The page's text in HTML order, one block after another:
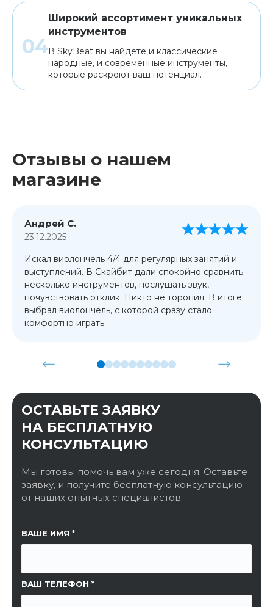
Широкий ассортимент уникальных
инструментов
В SkyBeat вы найдете и классические
народные, и современные инструменты,
которые раскроют ваш потенциал.
Отзывы о нашем
магазине
Андрей С.
23.12.2025
Искал виолончель 4/4 для регулярных занятий и
выступлений. В Скайбит дали спокойно сравнить
несколько инструментов, послушать звук,
почувствовать отклик. Никто не торопил. В итоге
выбрал виолончель, с которой сразу стало
комфортно играть.
ОСТАВЬТЕ ЗАЯВКУ
НА БЕСПЛАТНУЮ
КОНСУЛЬТАЦИЮ
Мы готовы помочь вам уже сегодня. Оставьте
заявку, и получите бесплатную консультацию
от наших опытных специалистов.
ВАШЕ ИМЯ
ВАШ ТЕЛЕФОН
ССЫЛКА НА СТРАНИЦУ